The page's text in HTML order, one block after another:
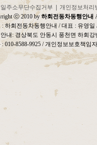
주소무단수집거부
개인정보처리
ⓒ 2010 by 하회전동차동행안내
: 하회전동차동행안내 / 대표 : 유영
내: 경상북도 안동시 풍천면 하회
: 010-8588-9925 / 개인정보보호책임